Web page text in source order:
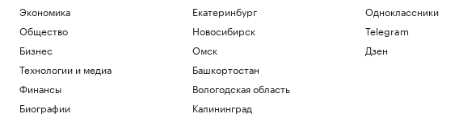
Экономика
Общество
Бизнес
Технологии и медиа
Финансы
Биографии
Екатеринбург
Новосибирск
Омск
Башкортостан
Вологодская область
Калининград
Одноклассники
Telegram
Дзен